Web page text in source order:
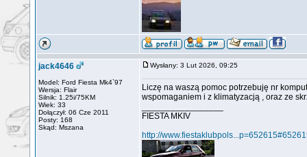
jack4646
Model: Ford Fiesta Mk4`97
Wersja: Flair
Silnik: 1.25i/75KM
Wiek: 33
Dołączył: 06 Cze 2011
Posty: 168
Skąd: Mszana
Wysłany: 3 Lut 2026, 09:25
Liczę na waszą pomoc potrzebuję nr
wspomaganiem i z klimatyzacją , oraz ze
FIESTA MKIV
http://